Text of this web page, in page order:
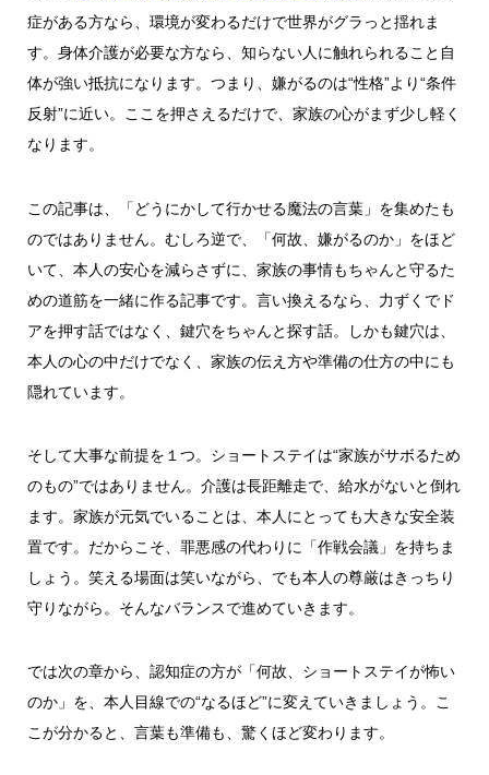
症がある方なら、環境が変わるだけで世界がグラっと揺れま
す。身体介護が必要な方なら、知らない人に触れられること自
体が強い抵抗になります。つまり、嫌がるのは“性格”より“条件
反射”に近い。ここを押さえるだけで、家族の心がまず少し軽く
なります。
この記事は、「どうにかして行かせる魔法の言葉」を集めたも
のではありません。むしろ逆で、「何故、嫌がるのか」をほど
いて、本人の安心を減らさずに、家族の事情もちゃんと守るた
めの道筋を一緒に作る記事です。言い換えるなら、力ずくでド
アを押す話ではなく、鍵穴をちゃんと探す話。しかも鍵穴は、
本人の心の中だけでなく、家族の伝え方や準備の仕方の中にも
隠れています。
そして大事な前提を１つ。ショートステイは“家族がサボるため
のもの”ではありません。介護は長距離走で、給水がないと倒れ
ます。家族が元気でいることは、本人にとっても大きな安全装
置です。だからこそ、罪悪感の代わりに「作戦会議」を持ちま
しょう。笑える場面は笑いながら、でも本人の尊厳はきっちり
守りながら。そんなバランスで進めていきます。
では次の章から、認知症の方が「何故、ショートステイが怖い
のか」を、本人目線での“なるほど”に変えていきましょう。こ
こが分かると、言葉も準備も、驚くほど変わります。